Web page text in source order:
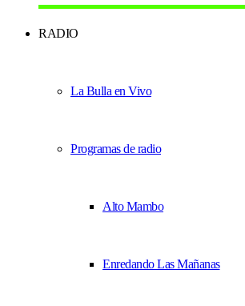
RADIO
La Bulla en Vivo
Programas de radio
Alto Mambo
Enredando Las Mañanas